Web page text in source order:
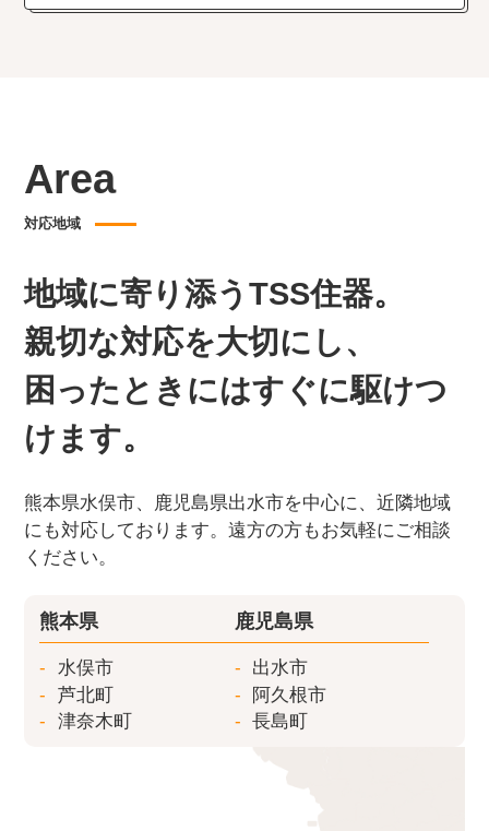
Area
対応地域
地域に寄り添うTSS住器。
親切な対応を大切にし、
困ったときにはすぐに駆けつ
けます。
熊本県水俣市、鹿児島県出水市を中心に、近隣地域
にも対応しております。遠方の方もお気軽にご相談
ください。
熊本県
水俣市
芦北町
津奈木町
鹿児島県
出水市
阿久根市
長島町